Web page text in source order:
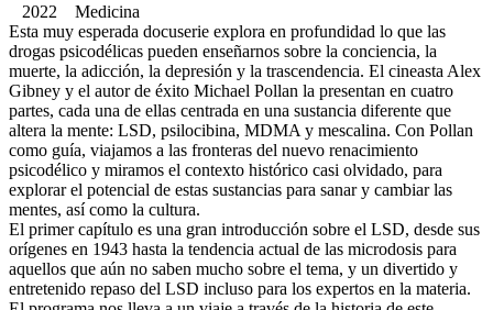
2022 Medicina
Esta muy esperada docuserie explora en profundidad lo que las
drogas psicodélicas pueden enseñarnos sobre la conciencia, la
muerte, la adicción, la depresión y la trascendencia. El cineasta Alex
Gibney y el autor de éxito Michael Pollan la presentan en cuatro
partes, cada una de ellas centrada en una sustancia diferente que
altera la mente: LSD, psilocibina, MDMA y mescalina. Con Pollan
como guía, viajamos a las fronteras del nuevo renacimiento
psicodélico y miramos el contexto histórico casi olvidado, para
explorar el potencial de estas sustancias para sanar y cambiar las
mentes, así como la cultura.
El primer capítulo es una gran introducción sobre el LSD, desde sus
orígenes en 1943 hasta la tendencia actual de las microdosis para
aquellos que aún no saben mucho sobre el tema, y un divertido y
entretenido repaso del LSD incluso para los expertos en la materia.